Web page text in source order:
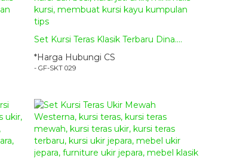
Set Kursi Teras Klasik Terbaru Dina....
*Harga Hubungi CS
- GF-SKT 029